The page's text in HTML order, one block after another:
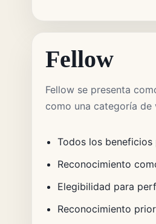
Fellow
Fellow se presenta
como una categoría de
Todos los
Reconocimiento
Elegibilidad para
Reconocimiento